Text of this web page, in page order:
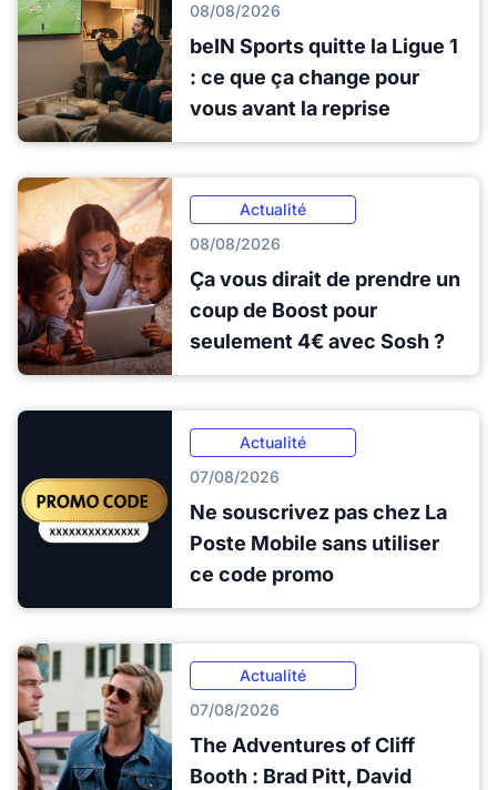
08/08/2026
beIN Sports quitte la Ligue 1
: ce que ça change pour
vous avant la reprise
Actualité
08/08/2026
Ça vous dirait de prendre un
coup de Boost pour
seulement 4€ avec Sosh ?
Actualité
07/08/2026
Ne souscrivez pas chez La
Poste Mobile sans utiliser
ce code promo
Actualité
07/08/2026
The Adventures of Cliff
Booth : Brad Pitt, David